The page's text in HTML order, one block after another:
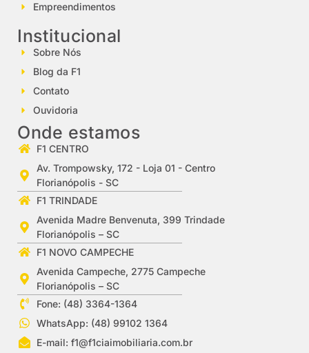
Empreendimentos
Institucional
Sobre Nós
Blog da F1
Contato
Ouvidoria
Onde estamos
F1 CENTRO
Av. Trompowsky, 172 - Loja 01 - Centro
Florianópolis - SC
F1 TRINDADE
Avenida Madre Benvenuta, 399 Trindade
Florianópolis – SC
F1 NOVO CAMPECHE
Avenida Campeche, 2775 Campeche
Florianópolis – SC
Fone: (48) 3364-1364
WhatsApp: (48) 99102 1364
E-mail:f1@f1ciaimobiliaria.com.br